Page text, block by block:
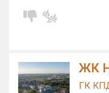
ЖК
ГК